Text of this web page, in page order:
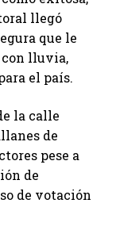
llegó
que le
con lluvia,
el país.
la calle
de
pese a
de
de votación